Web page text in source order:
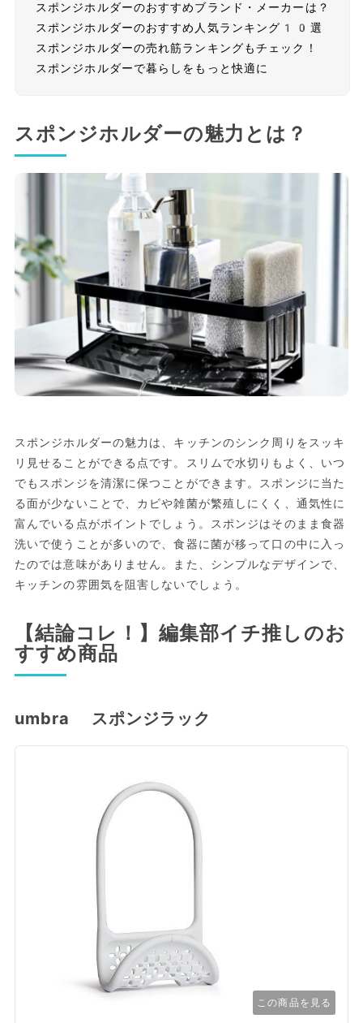
スポンジホルダーのおすすめブランド・メーカーは？
スポンジホルダーのおすすめ人気ランキング10選
スポンジホルダーの売れ筋ランキングもチェック！
スポンジホルダーで暮らしをもっと快適に
スポンジホルダーの魅力とは？
スポンジホルダーの魅力は、キッチンのシンク周りをスッキ
リ見せることができる点です。スリムで水切りもよく、いつ
でもスポンジを清潔に保つことができます。スポンジに当た
る面が少ないことで、カビや雑菌が繁殖しにくく、通気性に
富んでいる点がポイントでしょう。スポンジはそのまま食器
洗いで使うことが多いので、食器に菌が移って口の中に入っ
たのでは意味がありません。また、シンプルなデザインで、
キッチンの雰囲気を阻害しないでしょう。
【結論コレ！】編集部イチ推しのお
すすめ商品
umbra スポンジラック
この商品を見る